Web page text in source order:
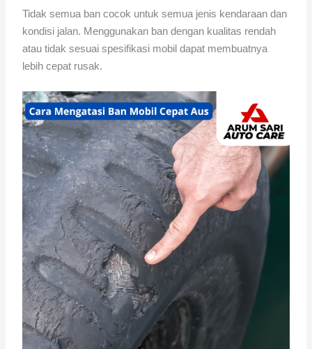
Tidak semua ban cocok untuk semua jenis kendaraan dan
kondisi jalan. Menggunakan ban dengan kualitas rendah
atau tidak sesuai spesifikasi mobil dapat membuatnya
lebih cepat rusak.